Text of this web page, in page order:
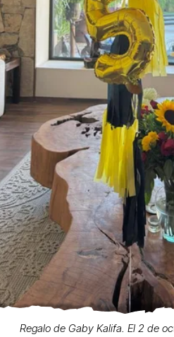
Regalo de Gaby Kalifa. El 2 de